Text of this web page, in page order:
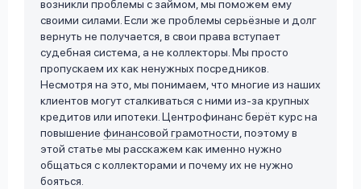
возникли проблемы с займом, мы поможем ему
своими силами. Если же проблемы серьёзные и долг
вернуть не получается, в свои права вступает
судебная система, а не коллекторы. Мы просто
пропускаем их как ненужных посредников.
Несмотря на это, мы понимаем, что многие из наших
клиентов могут сталкиваться с ними из-за крупных
кредитов или ипотеки. Центрофинанс берёт курс на
повышение финансовой грамотности, поэтому в
этой статье мы расскажем как именно нужно
общаться с коллекторами и почему их не нужно
бояться.
Войти под другим номером
вопросы